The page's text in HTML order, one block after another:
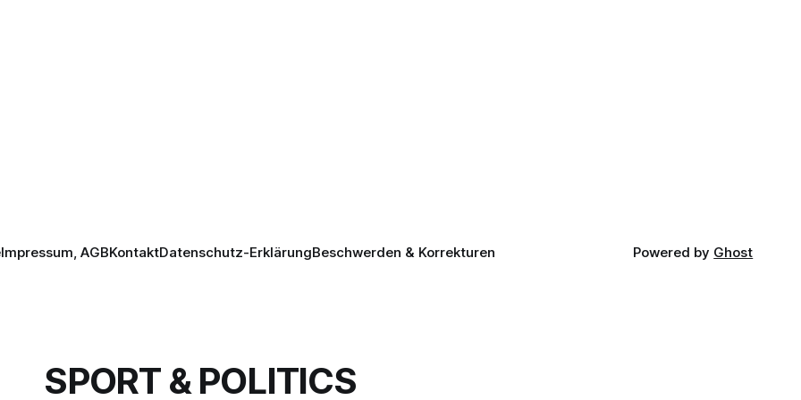
Impressum, AGBKontaktDatenschutz-ErklärungBeschwerden & Korrekturen Powered by Ghost
SPORT & POLITICS